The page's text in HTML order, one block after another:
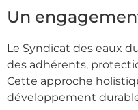
Un
Le Syndicat des eaux
des adhérents,
Cette approche
développement